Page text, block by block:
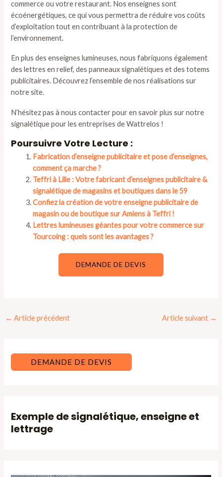
commerce ou votre restaurant. Nos enseignes sont
écoénergétiques, ce qui vous permettra de réduire vos coûts
d’exploitation tout en contribuant à la protection de
l’environnement.
En plus des enseignes lumineuses, nous fabriquons également
des lettres en relief, des panneaux signalétiques et des totems
publicitaires. Découvrez l’ensemble de nos réalisations sur
notre site.
N’hésitez pas à nous contacter pour en savoir plus sur notre
signalétique pour les entreprises de Wattrelos !
Poursuivre Votre Lecture :
Fabrication d’enseigne publicitaire et pose d’enseignes,
comment ça marche ?
Teffri à Lille : Votre fabricant d’enseignes publicitaire &
signalétique de magasins et boutiques dans le 59
Confiez la création de votre enseigne publicitaire de
magasin ou de boutique sur Amiens à Teffri !
Lettres lumineuses géantes pour votre commerce sur
Tourcoing : quels sont les avantages ?
DEMANDE DE DEVIS
Navigation
← Article précédent Article suivant →
DEMANDE DE DEVIS
Exemple de signalétique, enseigne et
lettrage